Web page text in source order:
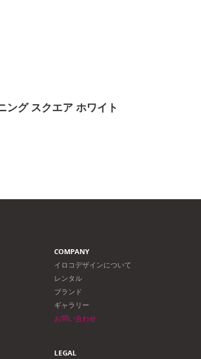
ング スクエア ホワイト
COMPANY
イロコデザインについて
レンタル
ブランド
ギャラリー
お問い合わせ
LEGAL